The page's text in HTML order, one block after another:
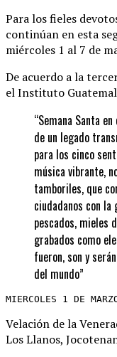
Para los fieles
continúan en esta
miércoles 1 al 7 de
De acuerdo a la
el Instituto
“Semana Santa
de un legado
para los cinco
música vibrante,
tamboriles, que
ciudadanos con
pescados, mieles
grabados como
fueron, son y
del mundo”
MIERCOLES 1 DE
Velación de la
Los Llanos,